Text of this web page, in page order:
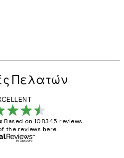
Πελατών
Based on 108345 reviews.
the reviews here.